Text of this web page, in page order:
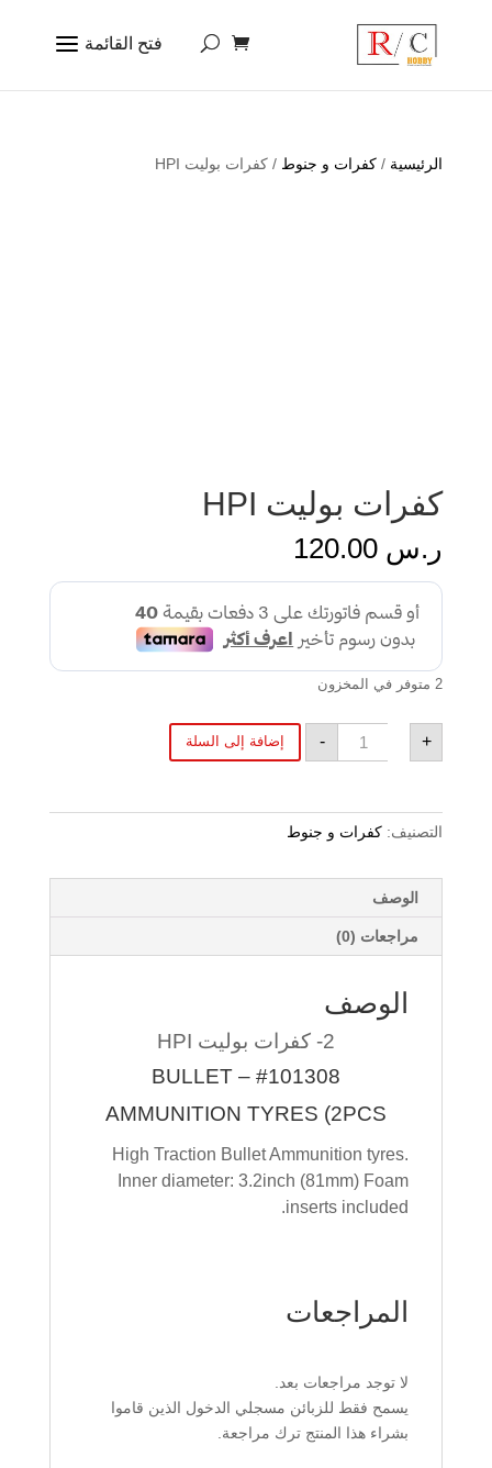
الرئيسية / كفرات و جنوط / كفرات بوليت HPI
كفرات بوليت HPI
ر.س
2 متوفر في المخزون
-
كمية
كفرات
بوليت
+ إضافة إلى السلة
التصنيف: كفرات و جنوط
الوصف
مراجعات (0)
الوصف
2- كفرات بوليت HPI
#101308 – BULLET
AMMUNITION TYRES (2PCS
High Traction Bullet Ammunition tyres.
Inner diameter: 3.2inch (81mm) Foam
inserts included.
المراجعات
لا توجد مراجعات بعد.
يسمح فقط للزبائن مسجلي الدخول الذين قاموا
بشراء هذا المنتج ترك مراجعة.